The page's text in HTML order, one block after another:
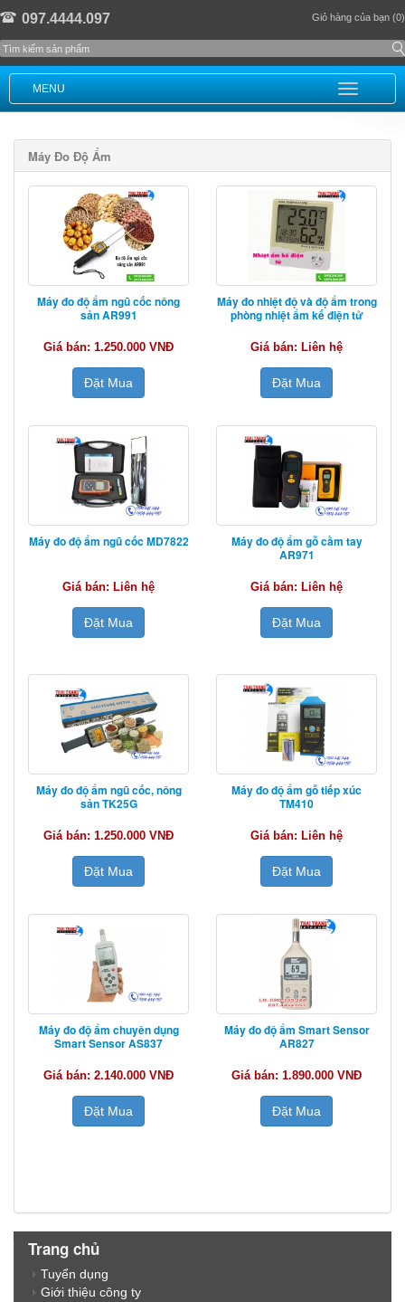
097.4444.097 Giỏ hàng của bạn (0)
MENU
Máy Đo Độ Ẩm
Máy đo độ ẩm ngũ cốc nông
sản AR991
Giá bán: 1.250.000 VNĐ
Đặt Mua
Máy đo nhiệt độ và độ ẩm trong
phòng nhiệt ẩm kế điện tử
Giá bán: Liên hệ
Đặt Mua
Máy đo độ ẩm ngũ cốc MD7822
Giá bán: Liên hệ
Đặt Mua
Máy đo độ ẩm gỗ cầm tay
AR971
Giá bán: Liên hệ
Đặt Mua
Máy đo độ ẩm ngũ cốc, nông
sản TK25G
Giá bán: 1.250.000 VNĐ
Đặt Mua
Máy đo độ ẩm gỗ tiếp xúc
TM410
Giá bán: Liên hệ
Đặt Mua
Máy đo độ ẩm chuyên dụng
Smart Sensor AS837
Giá bán: 2.140.000 VNĐ
Đặt Mua
Máy đo độ ẩm Smart Sensor
AR827
Giá bán: 1.890.000 VNĐ
Đặt Mua
Trang chủ
Tuyển dụng
Giới thiệu công ty